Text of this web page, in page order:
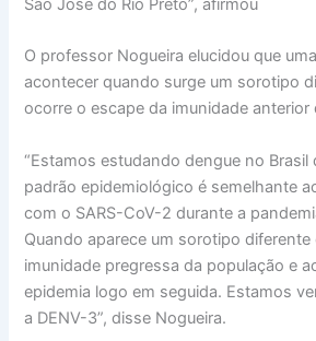
São José do Rio Preto”, afirmou
O professor Nogueira elucidou que
acontecer quando surge um sorotipo
ocorre o escape da imunidade anterior
“Estamos estudando dengue no Brasil
padrão epidemiológico é semelhante
com o SARS-CoV-2 durante a
Quando aparece um sorotipo
imunidade pregressa da população e
epidemia logo em seguida. Estamos
a DENV-3”, disse Nogueira.